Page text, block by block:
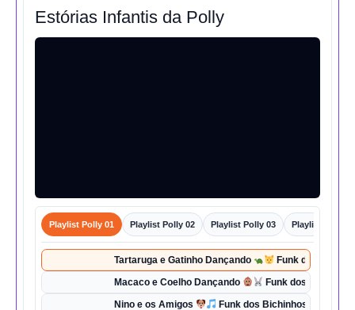
Estórias Infantis da Polly
Playlist Polly 01 Playlist Polly 02 Playlist Polly 03 Playlist Polly
Tartaruga e Gatinho Dançando Funk dos
Macaco e Coelho Dançando Funk dos
Nino e os Amigos Funk dos Bichinhos | Dança